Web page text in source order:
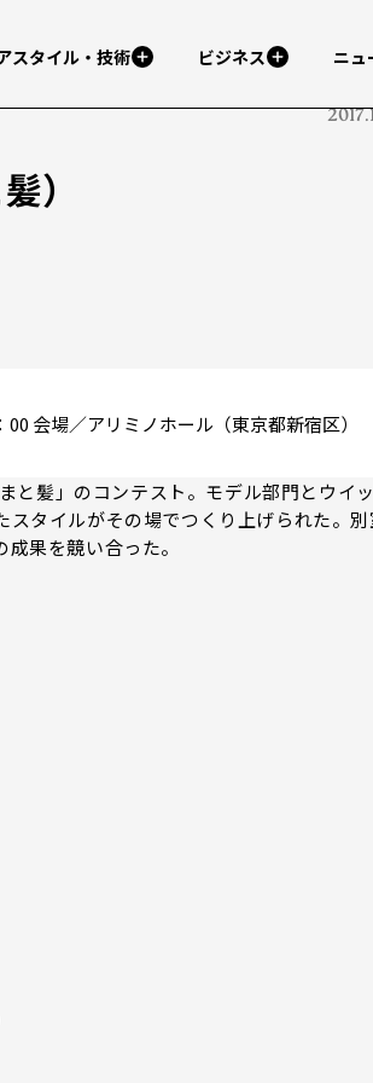
スタイル・技術 ビジネス ニュ
）
会場／アリミノホール（東京都新宿区）
と髪」のコンテスト。モデル部門とウイ
タイルがその場でつくり上げられた。別
果を競い合った。